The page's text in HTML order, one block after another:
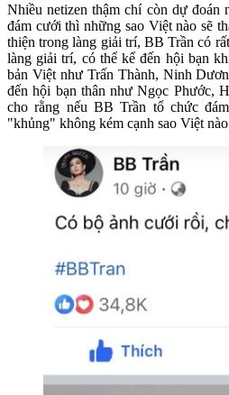
Nhiều netizen thậm chí còn dự
đám cưới thì những sao Việt nào sẽ
thiện trong làng giải trí, BB Trần có
làng giải trí, có thể kể đến hội bạn
bản Việt như Trấn Thành, Ninh
đến hội bạn thân như Ngọc Phước,
cho rằng nếu BB Trần tổ chức
"khủng" không kém cạnh sao Việt